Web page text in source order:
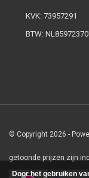
KVK: 73957291
BTW:
© Copyright 2026 -
getoonde prijzen zijn
Door het gebruiken